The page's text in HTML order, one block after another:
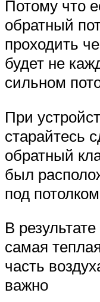
Потому что
обратный
проходить
будет не
сильном
При
старайтесь
обратный
был
под потолком
В
самая
часть
важно